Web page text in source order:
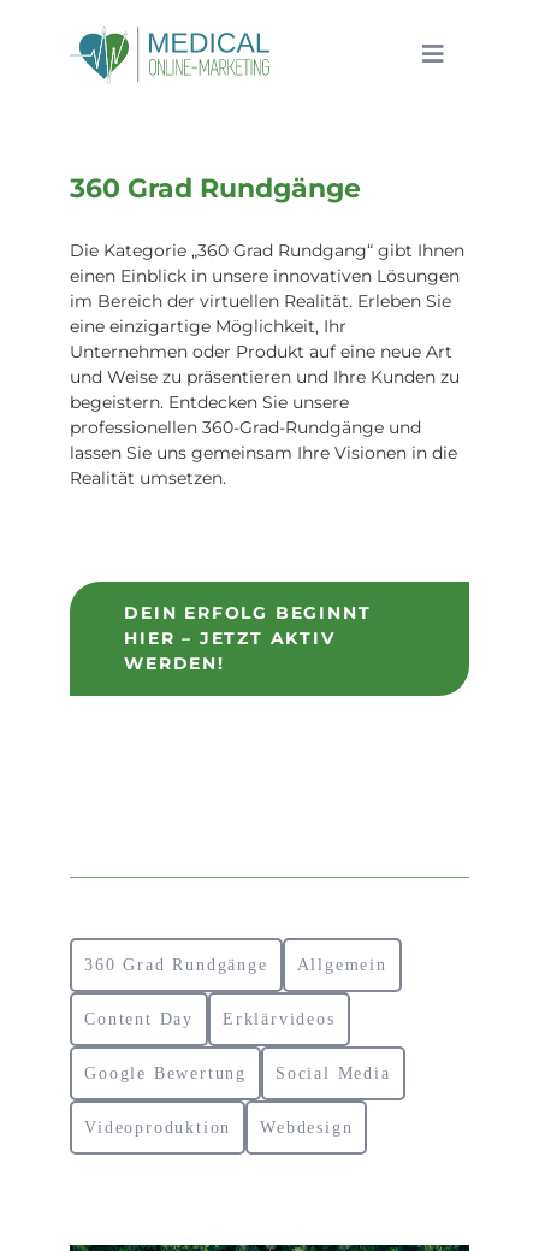
Toggle
News
Karriere
Kontakt
360 Grad Rundgänge
Die Kategorie „360 Grad Rundgang“ gibt Ihnen
einen Einblick in unsere innovativen Lösungen
im Bereich der virtuellen Realität. Erleben Sie
eine einzigartige Möglichkeit, Ihr
Unternehmen oder Produkt auf eine neue Art
und Weise zu präsentieren und Ihre Kunden zu
begeistern. Entdecken Sie unsere
professionellen 360-Grad-Rundgänge und
lassen Sie uns gemeinsam Ihre Visionen in die
Realität umsetzen.
DEIN ERFOLG BEGINNT
HIER – JETZT AKTIV
WERDEN!
360 Grad Rundgänge Allgemein
Content Day Erklärvideos
Google Bewertung Social Media
Videoproduktion Webdesign